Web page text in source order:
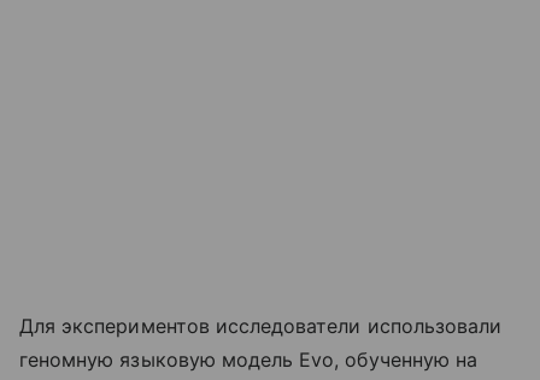
Для экспериментов исследователи использовали
геномную языковую модель Evo, обученную на